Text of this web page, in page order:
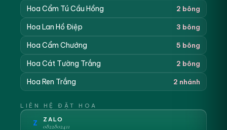
Hoa Cẩm Tú Cầu Hồng 2 bông
Hoa Lan Hồ Điệp 3 bông
Hoa Cẩm Chướng 5 bông
Hoa Cát Tường Trắng 2 bông
Hoa Ren Trắng 2 nhánh
LIÊN HỆ ĐẶT HOA
Z ZALO
0822802411